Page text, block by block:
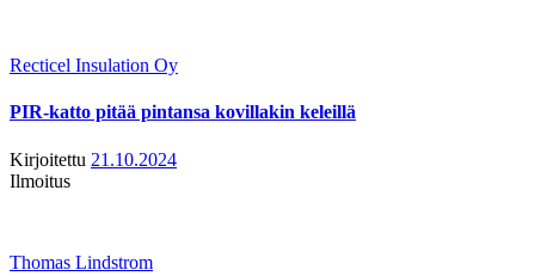
Recticel Insulation Oy
PIR-katto pitää pintansa kovillakin keleillä
Kirjoitettu 21.10.2024
Ilmoitus
Thomas Lindstrom